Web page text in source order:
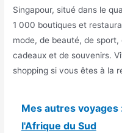
Singapour, situé dans le
1 000 boutiques et
mode, de beauté, de
cadeaux et de souvenirs.
shopping si vous êtes à la
Mes autres voyages
l'Afrique du Sud